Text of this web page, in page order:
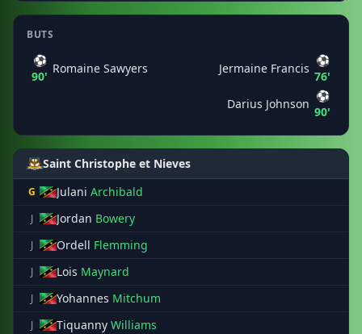
BUTS
⚽
90'
Romaine Sawyers Jermaine Francis
⚽
76'
Darius Johnson
⚽
90'
Saint Christophe et Nieves
G Julani Archibald
J Jordan Bowery
J Ordell Flemming
J Lois Maynard
J Yohannes Mitchum
J Tiquanny Williams